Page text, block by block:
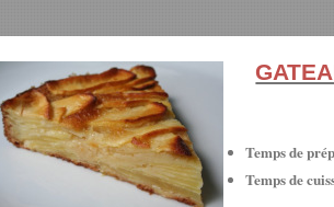
Temps de
Temps de